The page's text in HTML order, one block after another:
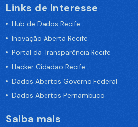
Links de Interesse
Hub de Dados Recife
Inovação Aberta Recife
Portal da Transparência Recife
Hacker Cidadão Recife
Dados Abertos Governo Federal
Dados Abertos Pernambuco
Saiba mais